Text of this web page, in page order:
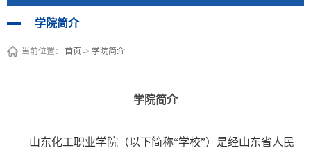
学院简介
当前位置： 首页 -> 学院简介
学院简介
山东化工职业学院（以下简称“学校”）是经山东省人民